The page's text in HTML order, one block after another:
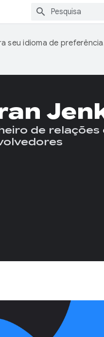
seu idioma de
de relações